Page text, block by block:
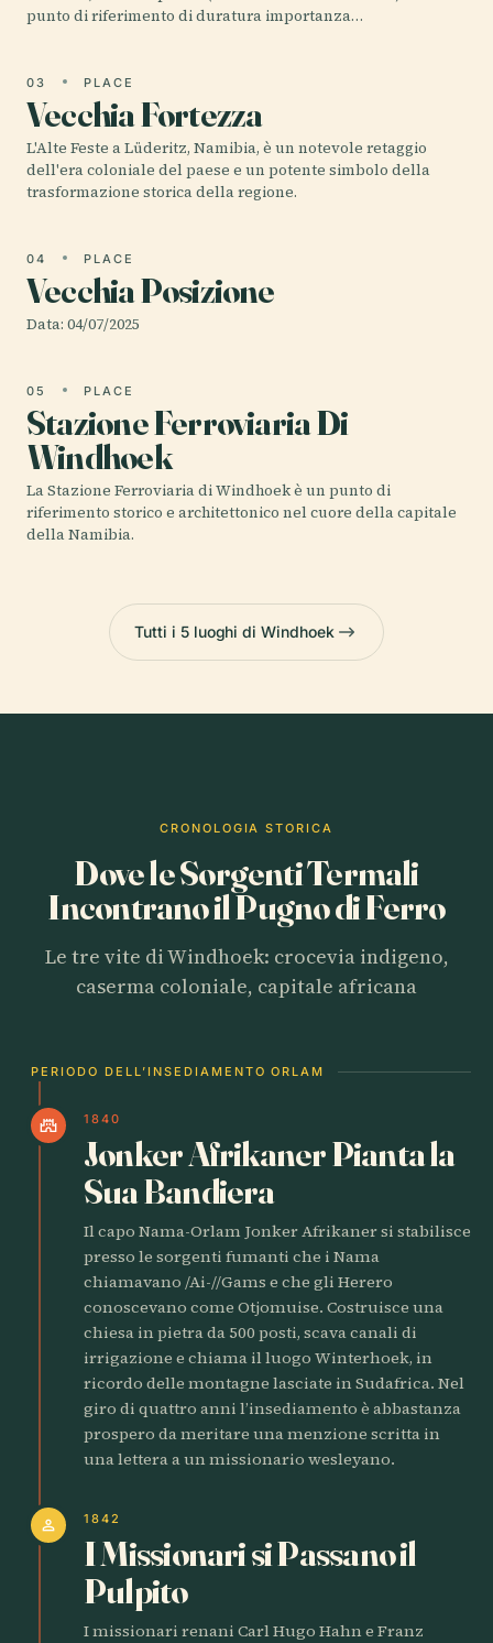
punto di riferimento di duratura importanza…
03 PLACE
Vecchia Fortezza
L'Alte Feste a Lüderitz, Namibia, è un notevole retaggio
dell'era coloniale del paese e un potente simbolo della
trasformazione storica della regione.
04 PLACE
Vecchia Posizione
Data: 04/07/2025
05 PLACE
Stazione Ferroviaria Di
Windhoek
La Stazione Ferroviaria di Windhoek è un punto di
riferimento storico e architettonico nel cuore della capitale
della Namibia.
Tutti i 5 luoghi di Windhoek
CRONOLOGIA STORICA
Dove le Sorgenti Termali
Incontrano il Pugno di Ferro
Le tre vite di Windhoek: crocevia indigeno,
caserma coloniale, capitale africana
PERIODO DELL’INSEDIAMENTO ORLAM
castle 1840
Jonker Afrikaner Pianta la
Sua Bandiera
Il capo Nama-Orlam Jonker Afrikaner si stabilisce
presso le sorgenti fumanti che i Nama
chiamavano /Ai-//Gams e che gli Herero
conoscevano come Otjomuise. Costruisce una
chiesa in pietra da 500 posti, scava canali di
irrigazione e chiama il luogo Winterhoek, in
ricordo delle montagne lasciate in Sudafrica. Nel
giro di quattro anni l’insediamento è abbastanza
prospero da meritare una menzione scritta in
una lettera a un missionario wesleyano.
person 1842
I Missionari si Passano il
Pulpito
I missionari renani Carl Hugo Hahn e Franz